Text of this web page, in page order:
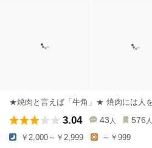
★焼肉と言えば「牛角」★ 焼肉には人
3.04 43 人 576 人
￥2,000～￥2,999 ～￥999